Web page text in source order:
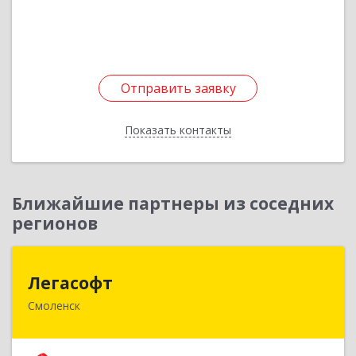
Отправить заявку
Показать контакты
Отправить заявку
Назад
Ближайшие партнеры из соседних
регионов
Легасофт
Смоленск214018, Смоленская обл, Смоленск г, Ново-